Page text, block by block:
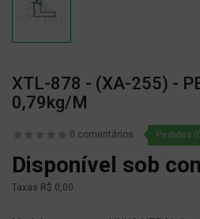
XTL-878 - (XA-255) -
0,79kg/m
0 comentários Pedidos
Disponível sob
Taxas R$ 0,00